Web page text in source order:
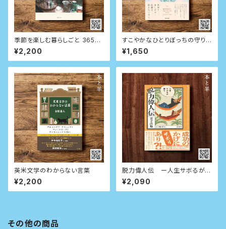
季節を楽しむ暮らしごと 365日
日々の小さな発見が愛おしい古
都の春夏秋冬
¥2,200
すこやかなひとりぼっちの守り
方
¥1,650
英米文学のわからない言葉
¥2,200
脱力偉人伝 ー人生サボるが勝
ちー
¥2,090
その他の商品